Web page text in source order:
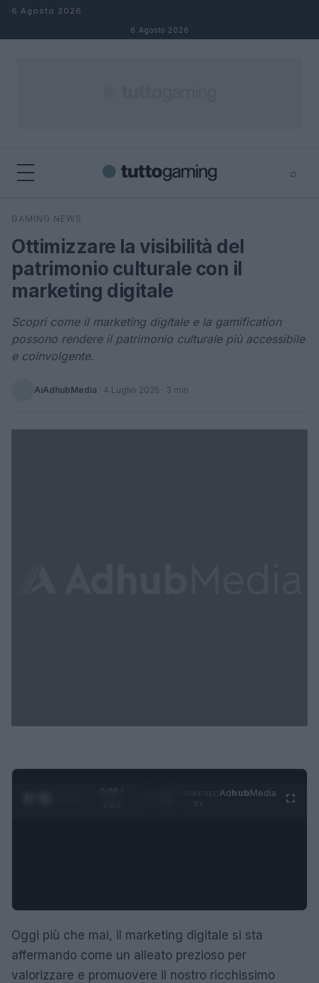
Salta al contenuto
6 Agosto 2026
6 Agosto 2026
⌕
Cerca
GAMING NEWS
Ottimizzare la visibilità del
patrimonio culturale con il
marketing digitale
Scopri come il marketing digitale e la gamification
possono rendere il patrimonio culturale più accessibile
e coinvolgente.
AiAdhubMedia · 4 Luglio 2025 · 3 min
0:29 /
AdhubMedia
Oggi più che mai, il marketing digitale si sta
affermando come un alleato prezioso per
valorizzare e promuovere il nostro ricchissimo